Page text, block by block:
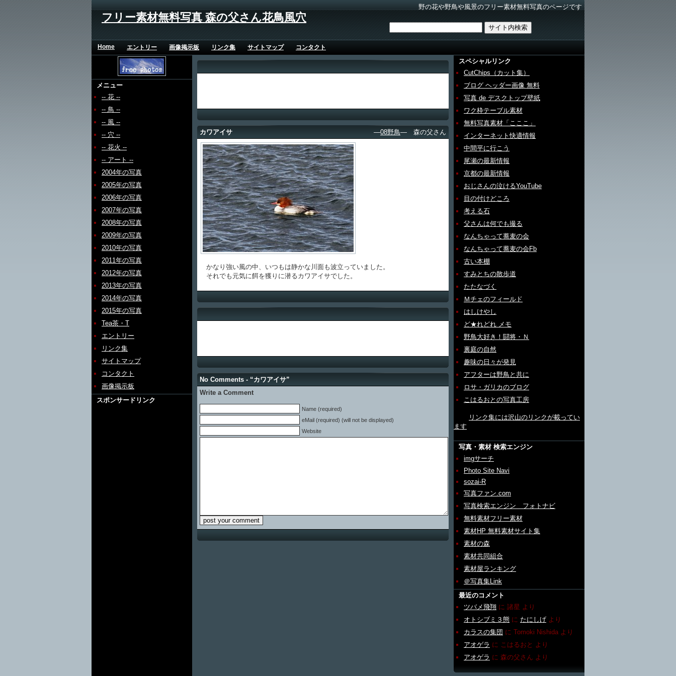
野の花や野鳥や風景のフリー素材無料写真のページです
フリー素材無料写真 森の父さん花鳥風穴
Home エントリー 画像掲示板 リンク集 サイトマップ コンタクト
メニュー
-- 花 --
-- 鳥 --
-- 風 --
-- 穴 --
-- 花火 --
-- アート --
2004年の写真
2005年の写真
2006年の写真
2007年の写真
2008年の写真
2009年の写真
2010年の写真
2011年の写真
2012年の写真
2013年の写真
2014年の写真
2015年の写真
Tea茶・T
エントリー
リンク集
サイトマップ
コンタクト
画像掲示板
スポンサードリンク
カワアイサ ―08野鳥― 森の父さん
かなり強い風の中、いつもは静かな川面も波立っていました。
それでも元気に餌を獲りに潜るカワアイサでした。
No Comments - “カワアイサ”
Write a Comment
Name (required)
eMail (required) (will not be displayed)
Website
スペシャルリンク
CutChips（カット集）
ブログ ヘッダー画像 無料
写真 de デスクトップ壁紙
ワク枠テーブル素材
無料写真素材「こここ」
インターネット快適情報
中間平に行こう
尾瀬の最新情報
京都の最新情報
おじさんの泣けるYouTube
目の付けどころ
考える石
父さんは何でも撮る
なんちゃって蕎麦の会
なんちゃって蕎麦の会Fb
古い本棚
すみとちの散歩道
たたなづく
Ｍチェのフィールド
はしけやし
ど★れどれ メモ
野鳥大好き！闘将・Ｎ
裏庭の自然
趣味の日々が発見
アフターは野鳥と共に
ロサ・ガリカのブログ
こはるおとの写真工房
リンク集には沢山のリンクが載ってい
ます
写真・素材 検索エンジン
imgサーチ
Photo Site Navi
sozai-R
写真ファン.com
写真検索エンジン フォトナビ
無料素材フリー素材
素材HP 無料素材サイト集
素材の森
素材共同組合
素材屋ランキング
＠写真集Link
最近のコメント
ツバメ飛翔 に 諸星 より
オトシブミ３態 に たにしげ より
カラスの集団 に Tomoki Nishida より
アオゲラ に こはるおと より
アオゲラ に 森の父さん より